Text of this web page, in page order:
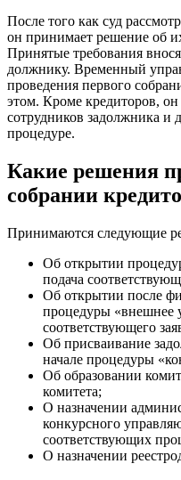
После того как суд
он принимает решение об
Принятые требования
должнику. Временный
проведения первого
этом. Кроме кредиторов,
сотрудников задолжника и
процедуре.
Какие решения
собрании
Принимаются следующие
Об открытии
подача
Об открытии после
процедуры «внешнее
соответствующего
Об присваивание
начале процедуры
Об образовании
комитета;
О назначении
конкурсного
соответствующих
О назначении